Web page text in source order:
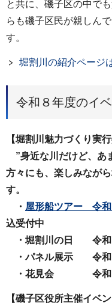
と共に、磯子区の中で
らも磯子区民が親しん
す。
堀割川の紹介ページ
令和８年度のイ
【堀割川魅力づくり実
”身近な川だけど、あ
方々にも、楽しみなが
す。
・ 屋形船ツアー 令和
込受付中
・堀割川の日 令和
・パネル展示 令和
・花見会 令和９
【磯子区役所主催イベン